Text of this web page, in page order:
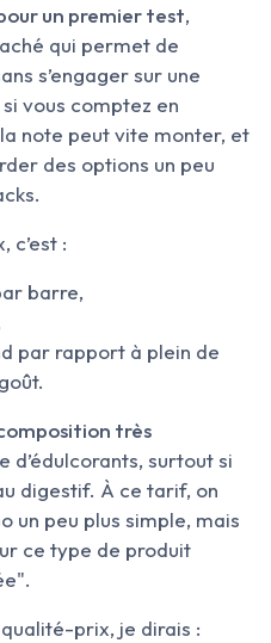
un premier test,
qui permet de
s’engager sur une
vous comptez en
note peut vite monter, et
des options un peu
c’est :
barre,
par rapport à plein de
très
d’édulcorants, surtout si
digestif. À ce tarif, on
un peu plus simple, mais
ce type de produit
prix, je dirais :